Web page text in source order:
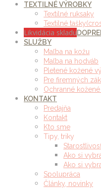
TEXTILNÉ VÝROBKY
Textilné ruksaky
Textilné
Likvidácia skladu
SLUŽBY
Maľba na kožu
Maľba na hodváb
Pletené kožené
Pre firemných
Ochranné
KONTAKT
Predajňa
Kontakt
Kto sme
Tipy, triky
Ako si
Ako si
Spolupráca
Články, novinky